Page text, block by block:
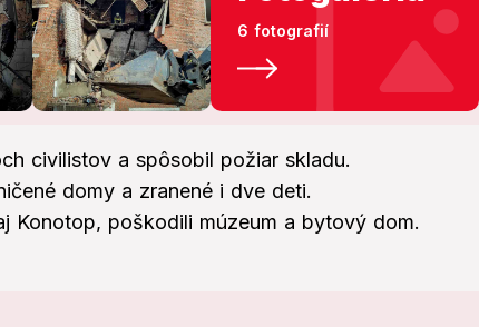
6 fotografií
civilistov a spôsobil požiar skladu.
domy a zranené i dve deti.
Konotop, poškodili múzeum a bytový dom.